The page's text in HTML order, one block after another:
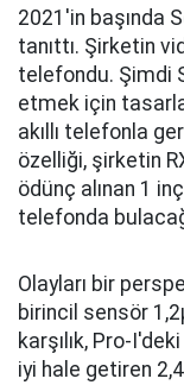
2021'in başında
tanıttı. Şirketin
telefondu. Şimdi
etmek için
akıllı telefonla
özelliği, şirketin
ödünç alınan 1
telefonda
Olayları bir
birincil sensör
karşılık, Pro-
iyi hale getiren